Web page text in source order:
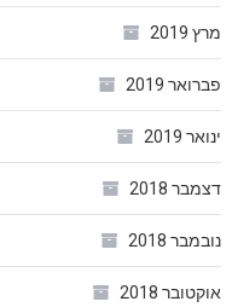
מרץ 2019
פברואר 2019
ינואר 2019
דצמבר 2018
נובמבר 2018
אוקטובר 2018